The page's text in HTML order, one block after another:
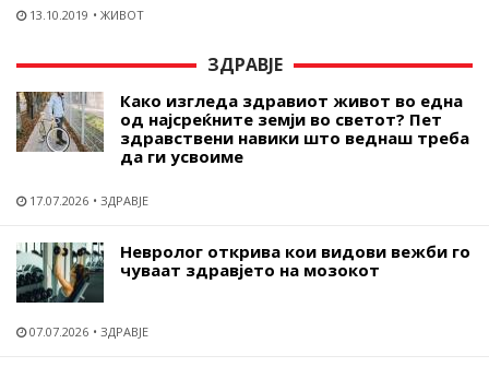
13.10.2019 ЖИВОТ
ЗДРАВЈЕ
Како изгледа здравиот живот во една
од најсреќните земји во светот? Пет
здравствени навики што веднаш треба
да ги усвоиме
17.07.2026 ЗДРАВЈЕ
Невролог открива кои видови вежби го
чуваат здравјето на мозокот
07.07.2026 ЗДРАВЈЕ